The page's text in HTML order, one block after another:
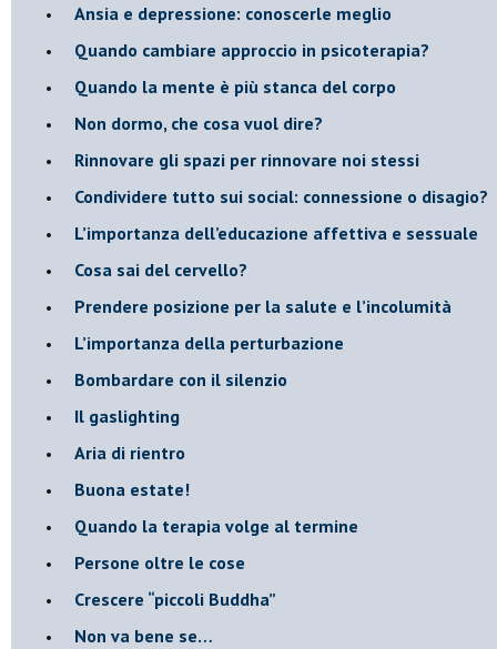
Ansia e depressione: conoscerle meglio
Quando cambiare approccio in psicoterapia?
​Quando la mente è più stanca del corpo
Non dormo, che cosa vuol dire?
​Rinnovare gli spazi per rinnovare noi stessi
​Condividere tutto sui social: connessione o disagio?
​L’importanza dell’educazione affettiva e sessuale
​Cosa sai del cervello?
Prendere posizione per la salute e l’incolumità
L’importanza della perturbazione
​Bombardare con il silenzio
Il gaslighting
Aria di rientro
Buona estate!
​Quando la terapia volge al termine
​Persone oltre le cose
​Crescere “piccoli Buddha”
Non va bene se…